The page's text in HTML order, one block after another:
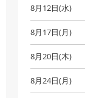
8月12日(水)
8月17日(月)
8月20日(木)
8月24日(月)